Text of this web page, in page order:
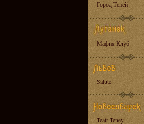
Город Теней
Мафия Клуб
Salute
Teatr Teney